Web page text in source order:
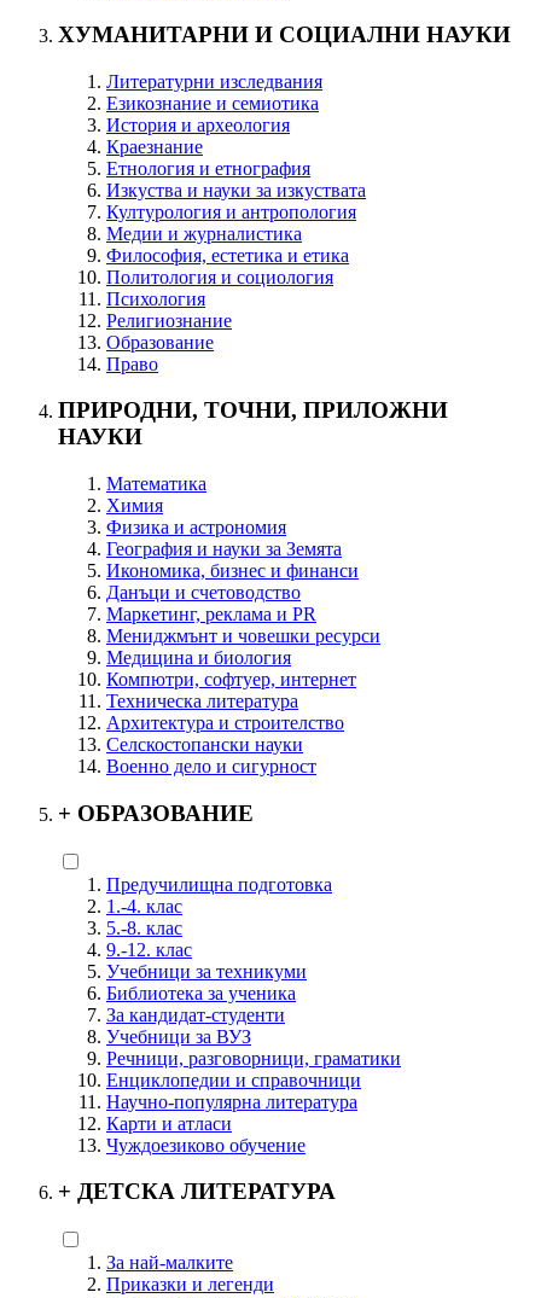
ХУМАНИТАРНИ И СОЦИАЛНИ НАУКИ
Литературни изследвания
Езикознание и семиотика
История и археология
Краезнание
Етнология и етнография
Изкуства и науки за изкуствата
Културология и антропология
Медии и журналистика
Философия, естетика и етика
Политология и социология
Психология
Религиознание
Образование
Право
ПРИРОДНИ, ТОЧНИ, ПРИЛОЖНИ
НАУКИ
Математика
Химия
Физика и астрономия
География и науки за Земята
Икономика, бизнес и финанси
Данъци и счетоводство
Маркетинг, реклама и PR
Мениджмънт и човешки ресурси
Медицина и биология
Компютри, софтуер, интернет
Техническа литература
Архитектура и строителство
Селскостопански науки
Военно дело и сигурност
+ ОБРАЗОВАНИЕ
Предучилищна подготовка
1.-4. клас
5.-8. клас
9.-12. клас
Учебници за техникуми
Библиотека за ученика
За кандидат-студенти
Учебници за ВУЗ
Речници, разговорници, граматики
Енциклопедии и справочници
Научно-популярна литература
Карти и атласи
Чуждоезиково обучение
+ ДЕТСКА ЛИТЕРАТУРА
За най-малките
Приказки и легенди